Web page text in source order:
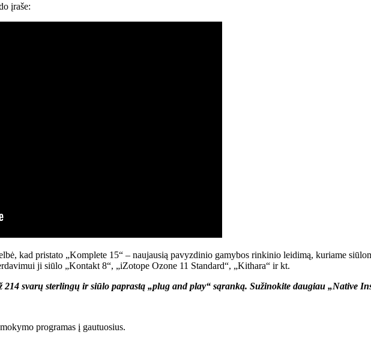
įraše:
kad pristato „Komplete 15“ – naujausią pavyzdinio gamybos rinkinio leidimą, kuriame
ji siūlo „Kontakt 8“, „iZotope Ozone 11 Standard“, „Kithara“ ir kt.
svarų sterlingų ir siūlo paprastą „plug and play“ sąranką. Sužinokite daugiau „Native
programas į gautuosius.